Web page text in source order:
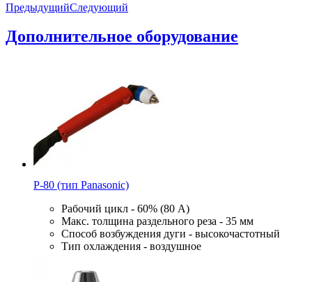
ПредыдущийСледующий
Дополнительное оборудование
Р-80 (тип Panasonic)
Рабочий цикл - 60% (80 А)
Макс. толщина раздельного реза - 35 мм
Способ возбуждения дуги - высокочастотный
Тип охлаждения - воздушное